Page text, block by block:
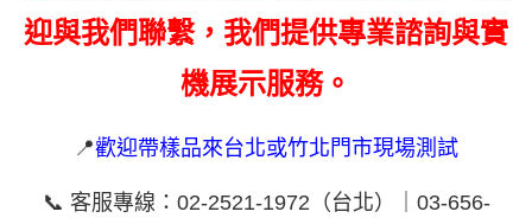
迎與我們聯繫，我們提供專業諮詢與實
機展示服務。
📍歡迎帶樣品來台北或竹北門市現場測試
📞 客服專線：02-2521-1972（台北）｜03-656-